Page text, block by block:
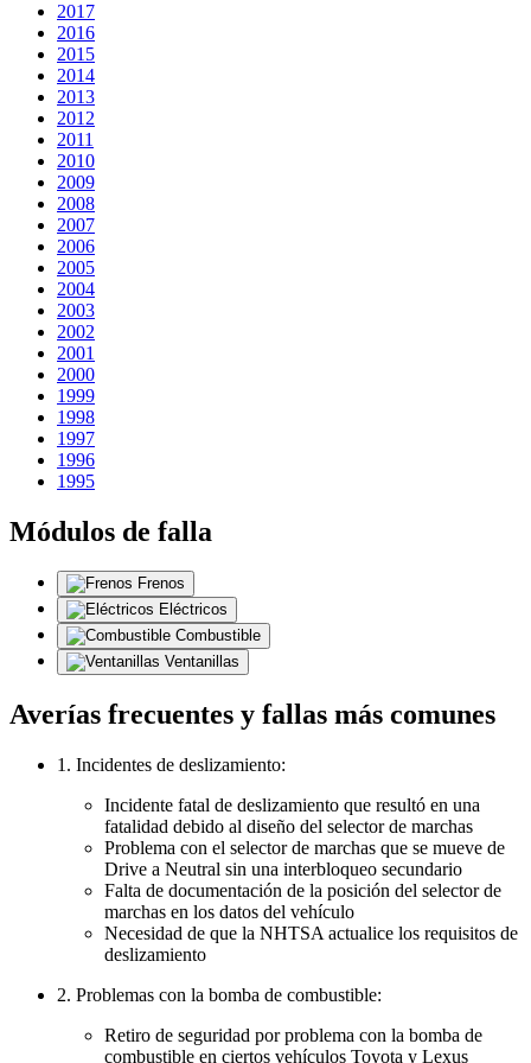
2017
2016
2015
2014
2013
2012
2011
2010
2009
2008
2007
2006
2005
2004
2003
2002
2001
2000
1999
1998
1997
1996
1995
Módulos de falla
Frenos
Eléctricos
Combustible
Ventanillas
Averías frecuentes y fallas más comunes
1. Incidentes de deslizamiento:
Incidente fatal de deslizamiento que resultó en una
fatalidad debido al diseño del selector de marchas
Problema con el selector de marchas que se mueve de
Drive a Neutral sin una interbloqueo secundario
Falta de documentación de la posición del selector de
marchas en los datos del vehículo
Necesidad de que la NHTSA actualice los requisitos de
deslizamiento
2. Problemas con la bomba de combustible:
Retiro de seguridad por problema con la bomba de
combustible en ciertos vehículos Toyota y Lexus